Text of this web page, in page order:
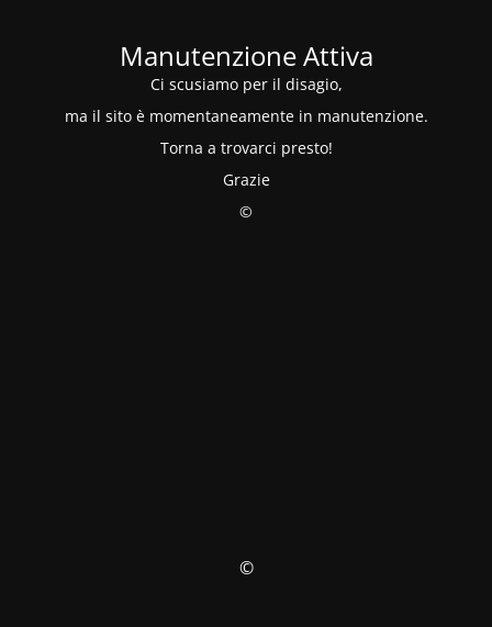
Manutenzione Attiva
Ci scusiamo per il disagio,
ma il sito è momentaneamente in manutenzione.
Torna a trovarci presto!
Grazie
©
©